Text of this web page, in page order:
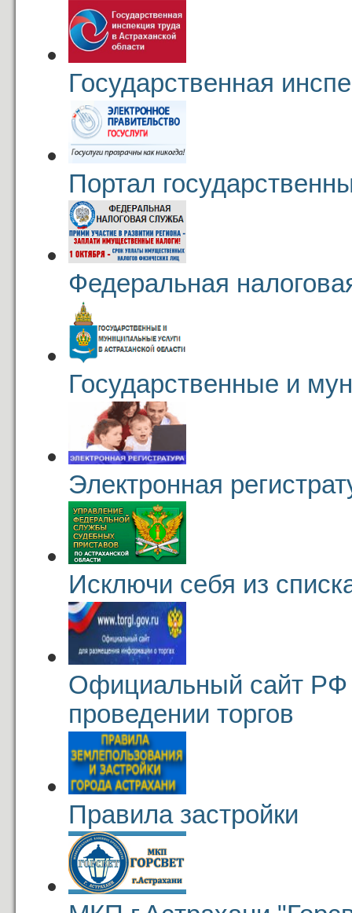
Государственная
Портал
Федеральная
Государственные и
Электронная
Исключи себя из
Официальный сайт
проведении торгов
Правила застройки